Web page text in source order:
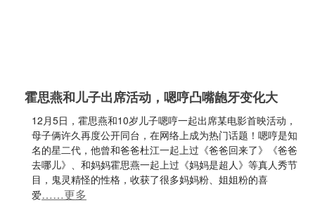
霍思燕和儿子出席活动，嗯哼凸嘴龅牙变化大
12月5日，霍思燕和10岁儿子嗯哼一起出席某电影首映活动，
母子俩许久再度公开同台，在网络上成为热门话题！嗯哼是知
名的星二代，他曾和爸爸杜江一起上过《爸爸回来了》《爸爸
去哪儿》、和妈妈霍思燕一起上过《妈妈是超人》等真人秀节
目，鬼灵精怪的性格，收获了很多妈妈粉、姐姐粉的喜
爱……更多